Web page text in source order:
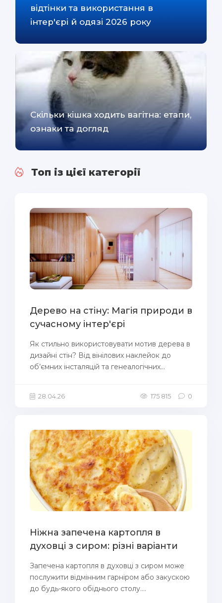
відтінки та використання в
інтер'єрі й одязі 2026 року
Скільки кішка ходить вагітна: етапи,
ознаки та догляд
Топ із цієї категорії
Дерево на стіну: Магія природи в
сучасному інтер'єрі
Як стильно використовувати мотив дерева в
дизайні стін? Від вінілових наклейок до
об’ємних інсталяцій та генеалогічних...
28.04.26 175 815 0
Ніжна запечена картопля в
духовці з сиром: різні варіанти
Запечена картопля в духовці з сиром може
послужити відмінним гарніром або закускою
до будь-якого обіднього столу....